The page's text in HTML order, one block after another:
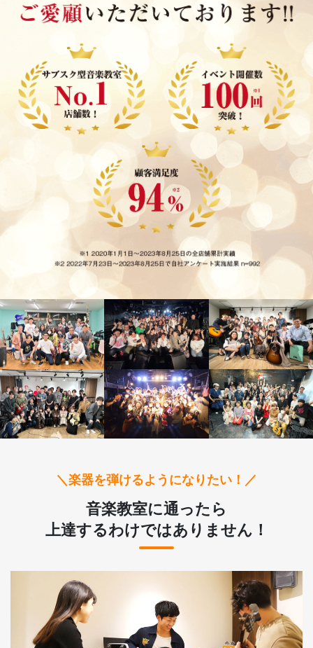
＼楽器を弾けるようになりたい！／
音楽教室に通ったら
上達するわけではありません！